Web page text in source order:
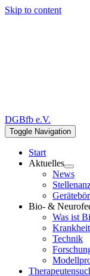
Skip to content
DGBfb e.V.
Toggle Navigation
Start
Aktuelles
News
Bio- &
Was ist
Technik